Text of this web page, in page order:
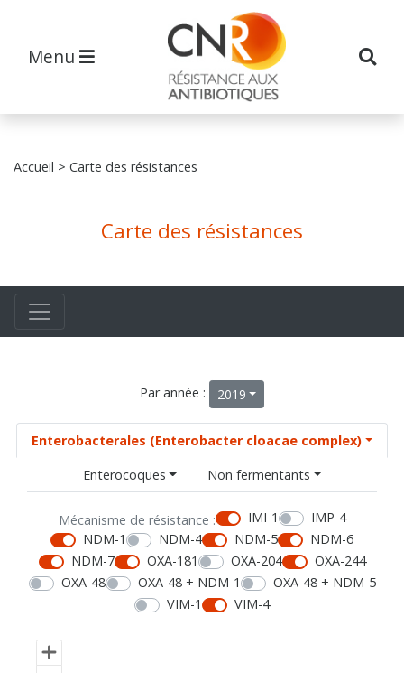
Menu
Accueil > Carte des résistances
Carte des résistances
Par année : 2019
Enterobacterales (Enterobacter cloacae complex)
Enterocoques
Non fermentants
Mécanisme de résistance : IMI-1
IMP-4
NDM-1
NDM-4 NDM-5
NDM-6
NDM-7
OXA-181 OXA-204
OXA-244
OXA-48
OXA-48 + NDM-1
OXA-48 + NDM-5
VIM-1
VIM-4